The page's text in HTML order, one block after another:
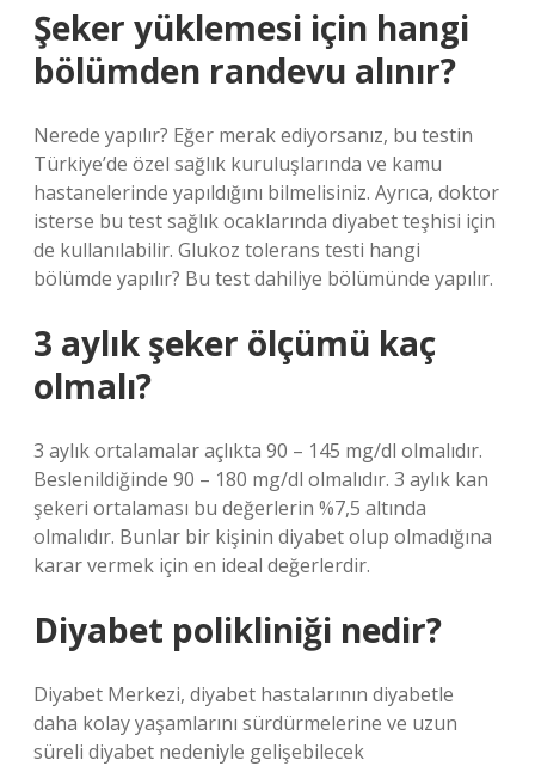
Şeker yüklemesi için hangi
bölümden randevu alınır?
Nerede yapılır? Eğer merak ediyorsanız, bu testin
Türkiye’de özel sağlık kuruluşlarında ve kamu
hastanelerinde yapıldığını bilmelisiniz. Ayrıca, doktor
isterse bu test sağlık ocaklarında diyabet teşhisi için
de kullanılabilir. Glukoz tolerans testi hangi
bölümde yapılır? Bu test dahiliye bölümünde yapılır.
3 aylık şeker ölçümü kaç
olmalı?
3 aylık ortalamalar açlıkta 90 – 145 mg/dl olmalıdır.
Beslenildiğinde 90 – 180 mg/dl olmalıdır. 3 aylık kan
şekeri ortalaması bu değerlerin %7,5 altında
olmalıdır. Bunlar bir kişinin diyabet olup olmadığına
karar vermek için en ideal değerlerdir.
Diyabet polikliniği nedir?
Diyabet Merkezi, diyabet hastalarının diyabetle
daha kolay yaşamlarını sürdürmelerine ve uzun
süreli diyabet nedeniyle gelişebilecek